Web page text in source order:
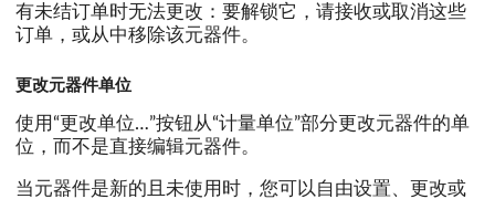
有未结订单时无法更改：要解锁它，请接收或取消这些
订单，或从中移除该元器件。
更改元器件单位
使用“更改单位…”按钮从“计量单位”部分更改元器件的单
位，而不是直接编辑元器件。
当元器件是新的且未使用时，您可以自由设置、更改或